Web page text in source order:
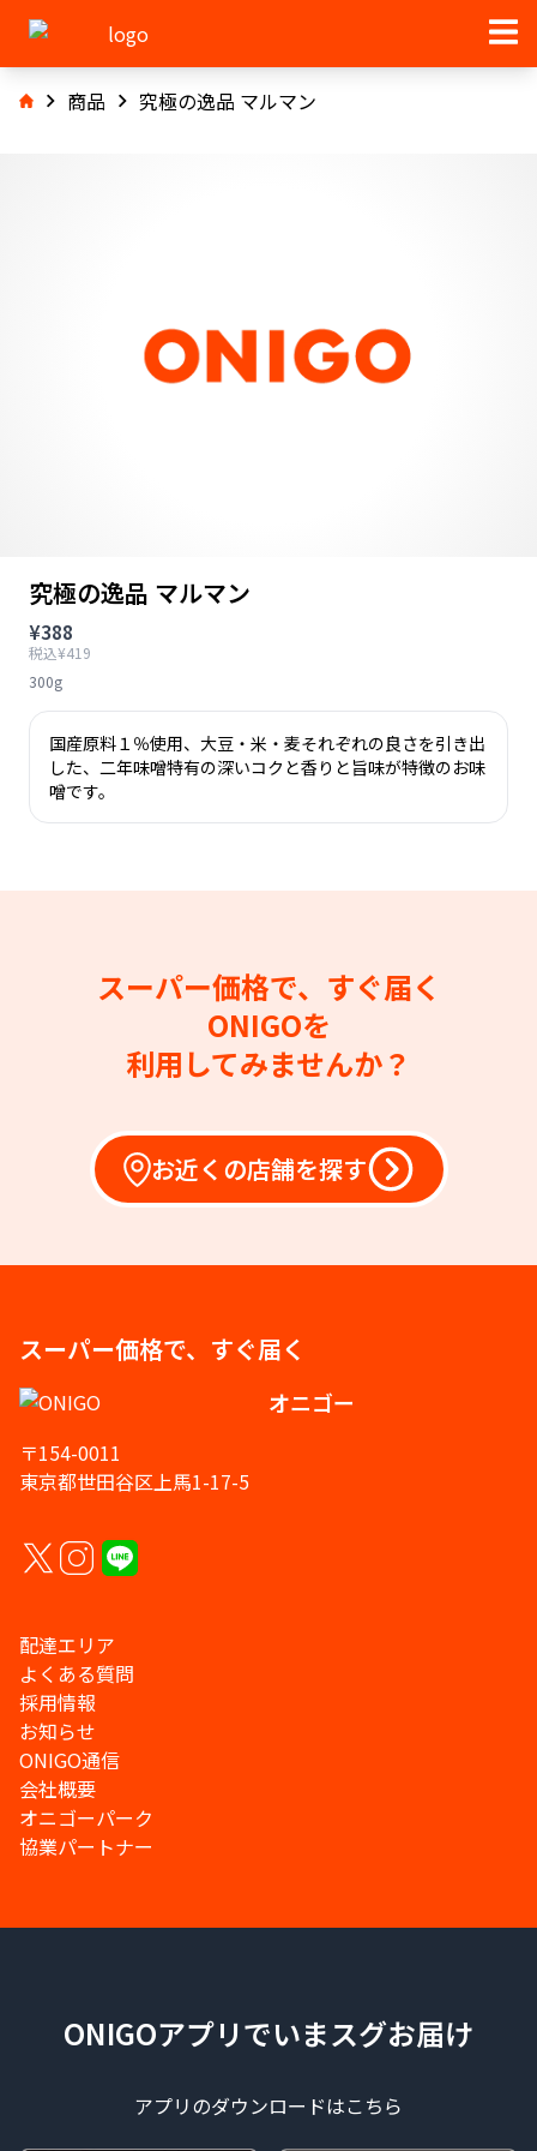
商品 究極の逸品 マルマン
究極の逸品 マルマン
¥388
税込¥419
300g
国産原料１％使用、大豆・米・麦それぞれの良さを引き出
した、二年味噌特有の深いコクと香りと旨味が特徴のお味
噌です。
スーパー価格で、すぐ届く
ONIGOを
利用してみませんか？
お近くの店舗を探す
スーパー価格で、すぐ届く
オニゴー
〒154-0011
東京都世田谷区上馬1-17-5
配達エリア
よくある質問
採用情報
お知らせ
ONIGO通信
会社概要
オニゴーパーク
協業パートナー
ONIGOアプリでいまスグお届け
アプリのダウンロードはこちら